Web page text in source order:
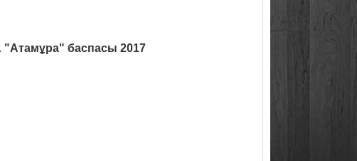
"Атамұра" баспасы 2017